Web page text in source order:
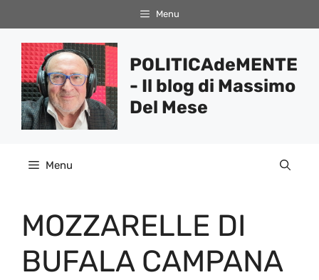
al
contenuto
Menu
POLITICAdeMENTE
- Il blog di Massimo
Del Mese
Menu
MOZZARELLE DI
BUFALA CAMPANA